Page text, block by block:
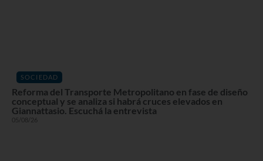
SOCIEDAD
Reforma del Transporte Metropolitano en fase de diseño
conceptual y se analiza si habrá cruces elevados en
Giannattasio. Escuchá la entrevista
05/08/26